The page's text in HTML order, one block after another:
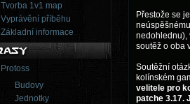
Tvorba 1v1 map
Vyprávění příběhu
Základní informace
Protoss
Budovy
Jednotky
Přestože se
nedohlednu),
soutěž o oba
Soutěžní
kolínském
velitele pro
patche 3.17.